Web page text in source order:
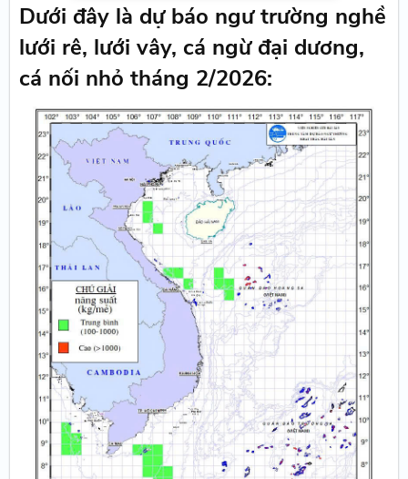
Dưới đây là dự báo ngư trường nghề
lưới rê, lưới vây, cá ngừ đại dương,
cá nối nhỏ tháng 2/2026: